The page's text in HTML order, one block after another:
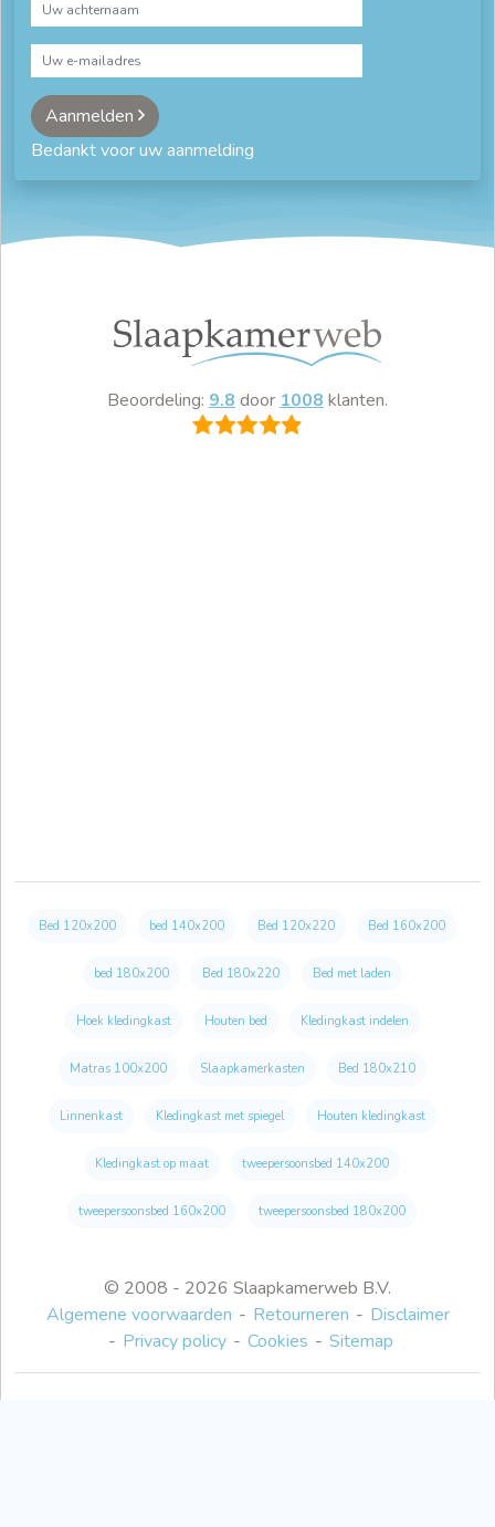
Aanmelden
Bedankt voor uw aanmelding
© 2008 - 2026 Slaapkamerweb B.V.
Algemene voorwaarden
Retourneren
Disclaimer
Privacy policy
Cookies Sitemap
Beoordeling: 9.8 door 1008 klanten.
Bed 120x200 bed 140x200 Bed 120x220 Bed 160x200
bed 180x200 Bed 180x220 Bed met laden
Hoek kledingkast Houten bed Kledingkast indelen
Matras 100x200 Slaapkamerkasten Bed 180x210
Linnenkast Kledingkast met spiegel Houten kledingkast
Kledingkast op maat tweepersoonsbed 140x200
tweepersoonsbed 160x200 tweepersoonsbed 180x200